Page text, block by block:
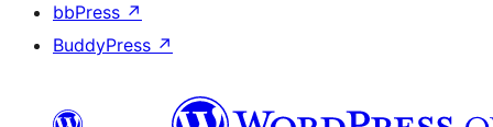
bbPress ↗
BuddyPress ↗